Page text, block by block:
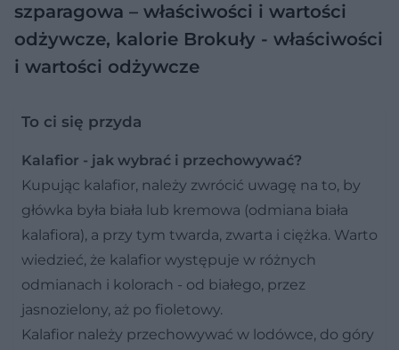
szparagowa – właściwości i wartości
odżywcze, kalorie Brokuły - właściwości
i wartości odżywcze
To ci się przyda
Kalafior - jak wybrać i przechowywać?
Kupując kalafior, należy zwrócić uwagę na to, by
główka była biała lub kremowa (odmiana biała
kalafiora), a przy tym twarda, zwarta i ciężka. Warto
wiedzieć, że kalafior występuje w różnych
odmianach i kolorach - od białego, przez
jasnozielony, aż po fioletowy.
Kalafior należy przechowywać w lodówce, do góry